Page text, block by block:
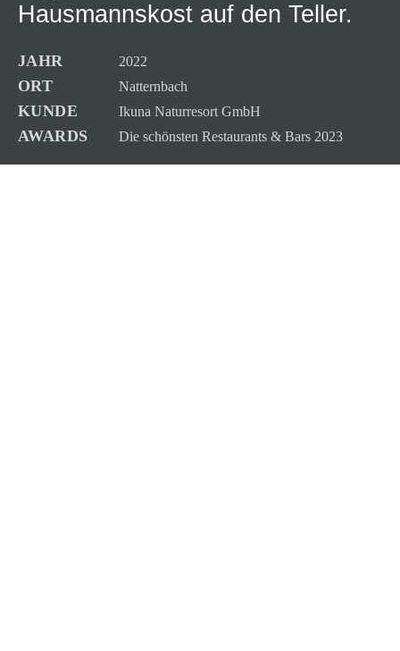
Hausmannskost auf den Teller.
JAHR 2022
ORT Natternbach
KUNDE Ikuna Naturresort GmbH
AWARDS Die schönsten Restaurants & Bars 2023